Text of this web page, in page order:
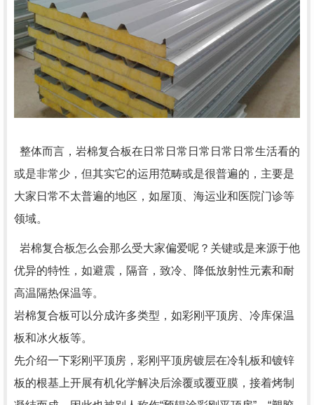
整体而言，岩棉复合板在日常日常日常日常日常生活看的
或是非常少，但其实它的运用范畴或是很普遍的，主要是
大家日常不太普遍的地区，如屋顶、海运业和医院门诊等
领域。
岩棉复合板怎么会那么受大家偏爱呢？关键或是来源于他
优异的特性，如避震，隔音，致冷、降低放射性元素和耐
高温隔热保温等。
岩棉复合板可以分成许多类型，如彩刚平顶房、冷库保温
板和冰火板等。
先介绍一下彩刚平顶房，彩刚平顶房镀层在冷轧板和镀锌
板的根基上开展有机化学解决后涂覆或覆亚膜，接着烤制